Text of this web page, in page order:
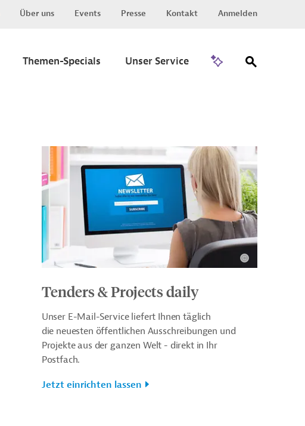
Über uns Events Presse Kontakt Anmelden
Themen-Specials Unser Service
Tenders & Projects daily
Unser E-Mail-Service liefert Ihnen täglich
die neuesten öffentlichen Ausschreibungen und
Projekte aus der ganzen Welt - direkt in Ihr
Postfach.
Jetzt einrichten lassen